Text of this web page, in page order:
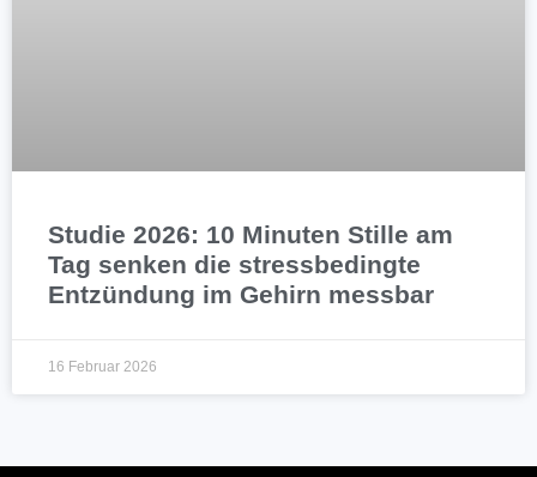
Studie 2026: 10 Minuten Stille am
Tag senken die stressbedingte
Entzündung im Gehirn messbar
16 Februar 2026